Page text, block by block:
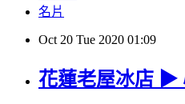
名片
Oct 20 Tue 2020 01:09
花蓮老屋冰店 ▶